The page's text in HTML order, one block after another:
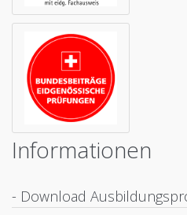
Informationen
- Download